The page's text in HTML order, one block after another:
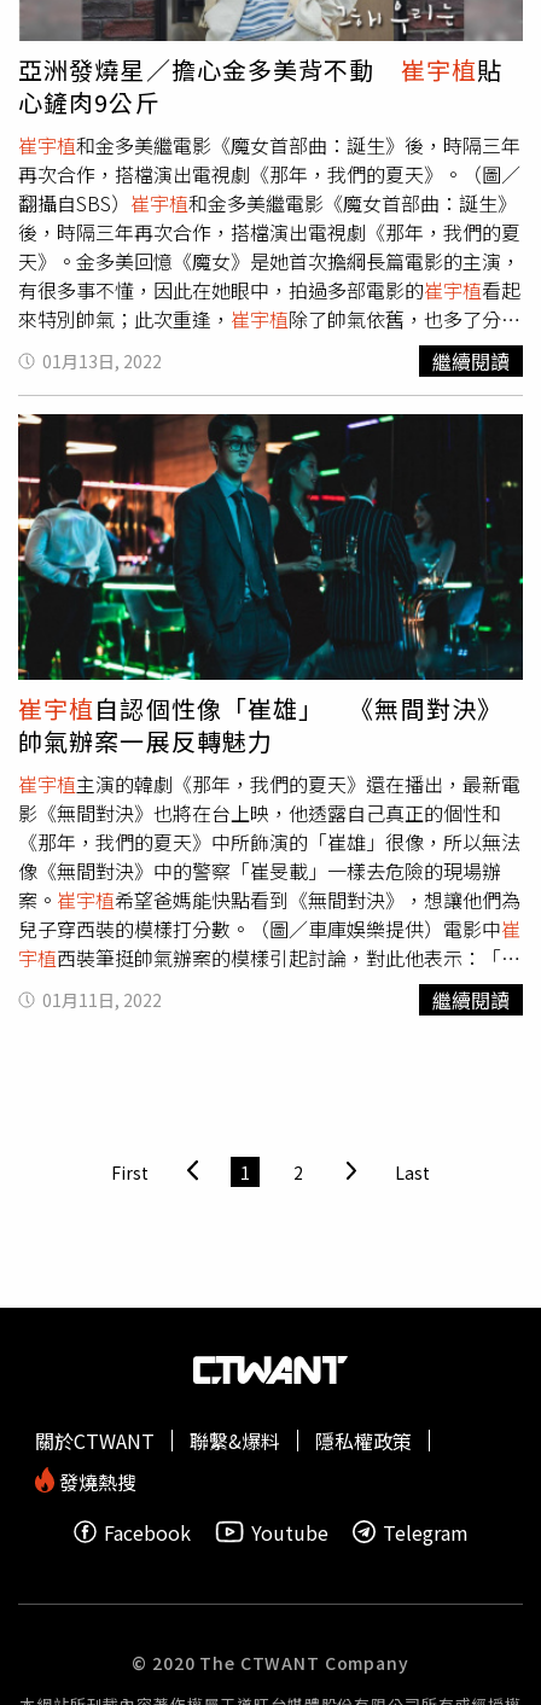
對我來說就是成功了。」簡單卻揪心。而明明充滿藝術才
華，實際上也聰明過人的男主角崔雄，從小就堅持過著悠哉
沒有鬥志的生活，他的志向是：「白天躺在陽光下，夜晚躺
在燈下。」不想奮力掙扎地付出太多努力，連成為成功的插
畫家，也是被延秀無故分手後的發憤圖強。在看似毫不在意
的空洞眼神和佛系人生觀後面，有一個小男孩害怕再度被拋
棄，關於自身「借來的人生」的自我否定、恐懼與不安全
感。劇中一直用「旁觀者」立場觀察著男女主角的金志雄也
是關鍵角色。（圖／Netflix提供）本劇的第三個主角，一直
用「旁觀者」立場觀察著男女主角的金志雄（金聖喆飾演）
是男主角從小到大最好的朋友，也從高中開始，一直暗戀著
好兄弟的女友延秀。開不了口的戀慕之情及疏離的人際態度
是基於自我保護，同樣也是來自他與母親若即若離的關係。
而直到淚流滿面地看到最後，我們才終於恍然大悟，《那
年，我們的夏天》用了純愛青春片的包裝，講的其實是角色
們與自己的過去，以及原生家庭和解的故事。下定決心出國
深造的崔雄放下被原生家庭拋棄的恐懼，打算為自己努力一
次。而認清一路走來，自己並不是孤軍奮戰的延秀，在崔雄
邀請她出國唸書生活時，對男友説了：「我一直以為，我的
人生是不得已這麼過的，想想也許這才是我想要的人生。」
永遠的旁觀者金志雄也在母親臨終前，得到了敞開心扉的契
機，終於能與母親真正和解，也讓自己脫離了不被愛的緊箍
咒。崔雄媽媽的一句：「我的孩子，什麼時候長這麼大了
呢？」或許是對三個主角都適用的台詞。三個人都各自用自
己的方式，帶著盔甲跌跌撞撞地長大了，而也經由不斷地跌
倒、摩擦、衝突、互相傷害和相愛，他們才能夠帶著傷口相
見，療癒彼此，讓彼此成為更好的大人。《那年，我們的夏
天》Netflix熱映中。《那年，我們的夏天》用了純愛青春片
的包裝，講的其實是角色們與自己的過去，以及原生家庭和
解的故事。（圖／Netflix提供）
出生的他暫時無法觀賞這部作品，他表示：「因為我還無法
看電影成品，不曉得自己演得好不好，但大家都說我表現得
很好，我決定相信大家的話。等我15歲時，我應該會最先觀
賞《極速快遞》這部電影。」可愛的發言讓導演和其他演員
前輩忍不住大笑。崔宇植和朴素談在《寄生上流》飾演兄
妹。（圖／翻攝自網路）在《極速快遞》中，朴素談和鄭賢
俊可愛又真情的互動，也引起韓國觀眾熱烈討論，認為為本
作增添了更豐富多樣的元素。而電影中朴素談為了守護孩子
孤軍奮鬥的模樣，也會令人想起元斌主演的經典韓影《大
叔》，但特別的是《極速快遞》是以女性角色作為電影的中
心人物，朴大民導演對此表示：「因為我想拍攝以女性為主
的動作電影，才會開始籌備這部作品。想像了專業人士疾駛
的模樣，思考那樣的人物在什麼樣的情況下會賭上自己的性
命，於是決定安排了孩子的角色。在過去以女性和小孩之間
的故事結構中，多強調『母性』這個概念，但《極速快遞》
中我們則將重點放在兩人成為朋友的過程。」《極速快遞》
將於1月28日（五）在台上映。
亞洲發燒星／擔心金多美背不動 崔宇植貼
心鏟肉9公斤
崔宇植和金多美繼電影《魔女首部曲：誕生》後，時隔三年
再次合作，搭檔演出電視劇《那年，我們的夏天》。（圖／
翻攝自SBS） 崔宇植和金多美繼電影《魔女首部曲：誕生》
後，時隔三年再次合作，搭檔演出電視劇《那年，我們的夏
天》。金多美回憶《魔女》是她首次擔綱長篇電影的主演，
有很多事不懂，因此在她眼中，拍過多部電影的崔宇植看起
來特別帥氣；此次重逢， 崔宇植除了帥氣依舊，也多了分貼
心，他為了減輕金多美負擔，自行鏟肉9公斤。在第三集
中，有一場金多美背著
回家的戲，金多美坦言她原以
場戲我準備了很多，減了9公斤。」他擔心自己太重，金多
美演起來會很吃力，主動減重。貼心的崔宇植
美負擔，自行鏟肉9公斤。（圖／截圖自《那年，我們的夏
天》）這齣戲講述全校第一名與最後一名的高中生，因為拍
攝紀錄片愈走愈近、最後成為男女朋友，10年後紀錄片「逆
行」引發話題，已分手的兩人被迫再次站在鏡頭前。崔宇植
以「鼴鼠」形容自己所飾演的崔雄，原因是崔雄就像鼴鼠刨
土，一步步拆掉妍秀（金多美飾）所築起的銅牆鐵壁，他還
打趣自嘲「除了拆牆，眼睛也小小的，各方面都很像鼴鼠
呢」。31歲的崔宇植 回想起自己的學生時期，少年的他活潑
好動，喜歡和朋友玩，「那時候最討厭日落，因為天黑就要
回家了。」但工作後他開始享受一個人的時間。被問到有沒
有想像劇中一樣紀錄下來的瞬間，崔宇植 答道：「想要一輩
子記下來的是，因為《寄生上流》去了很多地方，留下很多
美好回憶。」《寄生上流》是第一部獲得坎城影展金棕櫚獎
的韓國電影，演出英文家教「金基宇」的崔宇植與有榮焉，
片中出現的山水景石至今仍珍藏在他家中。《寄生上流》的
山水景石道具共有三個，其中一個在崔宇植家中。（圖／翻
攝自網路）崔宇植透露《寄生上流》的山水景石是租借品，
拍完必須還回去，因此劇組製作了三個外形一樣但重量不同
的道具，砸在他頭上的是最輕的一個。殺青後工作人員搶著
~』'的男性美，不如說想展現適合我的面貌。」
01月13日, 2022 繼續閱讀
崔宇植自認個性像「崔雄」 《無間對決》
帥氣辦案一展反轉魅力
崔宇植主演的韓劇《那年，我們的夏天》還在播出，最新電
影《無間對決》也將在台上映，他透露自己真正的個性和
《那年，我們的夏天》中所飾演的「崔雄」很像，所以無法
像《無間對決》中的警察「崔旻載」一樣去危險的現場辦
案。 崔宇植希望爸媽能快點看到《無間對決》，想讓他們為
兒子穿西裝的模樣打分數。（圖／車庫娛樂提供）電影中崔
宇植西裝筆挺帥氣辦案的模樣引起討論，對此他表示：「隨
著穿著打扮的不同，行為舉止也會有所變化。很久沒有穿西
裝演戲了，所以覺得很開心。一開始我所飾演的角色都穿著
年團成員V金泰亨、朴敘俊都很期待《無間對決》上映，
「因為是我睽違兩年要在戲院上映的電影作品，所以身邊的
挑戰看看。我想嘗試像《捍衛任務》、《玩命快遞》這類
的表現：「乍看之下會覺得
弱，但大家在觀賞《無間對決》後，一定能看到他的成長，
帥氣的演員。」《無間對決》本週五1月14日在台上映。
01月11日, 2022 繼續閱讀
First 1 2 Last
關於CTWANT 聯繫&爆料
隱私權政策
發燒熱搜
Facebook
Youtube Telegram
© 2020 The CTWANT Company